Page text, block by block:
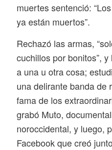
muertes sentenció:
ya están muertos”.
Rechazó las armas,
cuchillos por bonitos”,
a una u otra cosa;
una delirante banda de
fama de los
grabó Muto,
noroccidental, y luego,
Facebook que creó